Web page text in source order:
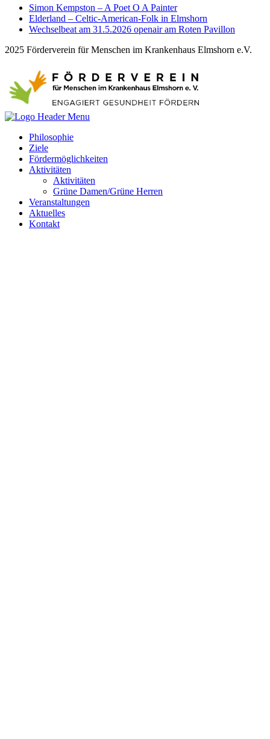
Simon Kempston – A Poet O A Painter
Elderland – Celtic-American-Folk in Elmshorn
Wechselbeat am 31.5.2026 openair am Roten Pavillon
2025 Förderverein für Menschen im Krankenhaus Elmshorn e.V.
Philosophie
Ziele
Fördermöglichkeiten
Aktivitäten
Aktivitäten
Grüne Damen/Grüne Herren
Veranstaltungen
Aktuelles
Kontakt